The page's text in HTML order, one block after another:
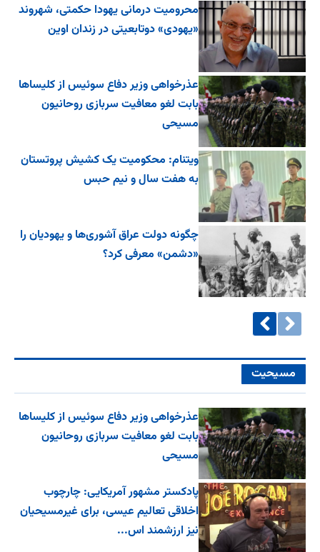
محرومیت درمانی یهودا حکمتی، شهروند
«یهودی» دوتابعیتی در زندان اوین
عذرخواهی وزیر دفاع سوئیس از کلیساها
بابت لغو معافیت سربازی روحانیون
مسیحی
ویتنام: محکومیت یک کشیش پروتستان
به هفت سال و نیم حبس
چگونه دولت عراق آشوری‌ها و یهودیان را
«دشمن» معرفی کرد؟
مسیحیت
عذرخواهی وزیر دفاع سوئیس از کلیساها
بابت لغو معافیت سربازی روحانیون
مسیحی
پادکستر مشهور آمریکایی: چارچوب
اخلاقی تعالیم عیسی، برای غیرمسیحیان
نیز ارزشمند اس...